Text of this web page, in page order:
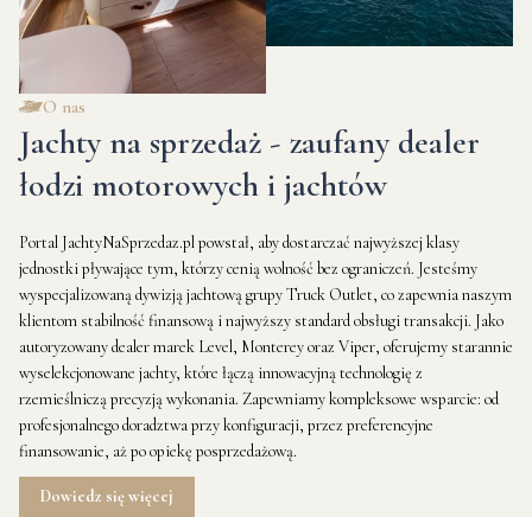
O nas
Jachty na sprzedaż - zaufany dealer
łodzi motorowych i jachtów
Portal JachtyNaSprzedaz.pl powstał, aby dostarczać najwyższej klasy
jednostki pływające tym, którzy cenią wolność bez ograniczeń. Jesteśmy
wyspecjalizowaną dywizją jachtową grupy Truck Outlet, co zapewnia naszym
klientom stabilność finansową i najwyższy standard obsługi transakcji. Jako
autoryzowany dealer marek Level, Monterey oraz Viper, oferujemy starannie
wyselekcjonowane jachty, które łączą innowacyjną technologię z
rzemieślniczą precyzją wykonania. Zapewniamy kompleksowe wsparcie: od
profesjonalnego doradztwa przy konfiguracji, przez preferencyjne
finansowanie, aż po opiekę posprzedażową.
Dowiedz się więcej